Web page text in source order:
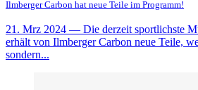
Ilmberger Carbon hat neue Teile im Programm!
21. Mrz 2024 — Die derzeit sportlichste
erhält von Ilmberger Carbon neue Teile,
sondern...